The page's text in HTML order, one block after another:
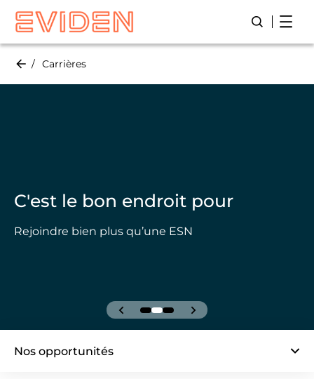
Skip
main
page 1 / 17
page
Carrières
C'est le bon endroit pour
Rejoindre bien plus qu’une ESN
Nos opportunités